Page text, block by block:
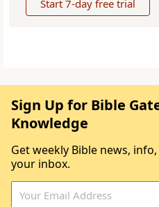
Start 7-day free trial
Sign Up for Bible
Knowledge
Get weekly Bible news,
your inbox.